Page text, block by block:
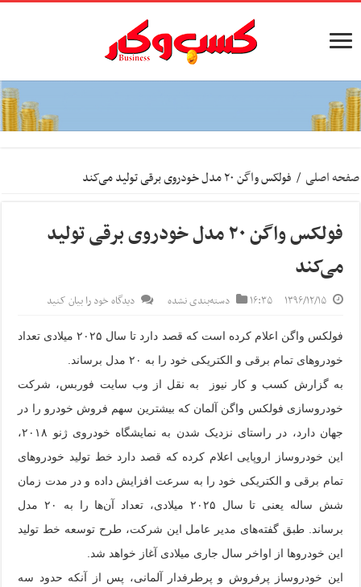
صفحه اصلی / فولکس واگن ۲۰ مدل خودروی برقی تولید می‌کند
فولکس واگن ۲۰ مدل خودروی برقی تولید
می‌کند
۱۳۹۶/۱۲/۱۵ ۱۶:۳۵ دسته‌بندی نشده دیدگاه خود را بیان کنید
فولکس واگن اعلام کرده است که قصد دارد تا سال ۲۰۲۵ میلادی تعداد
خودروهای تمام برقی و الکتریکی خود را به ۲۰ مدل برساند.
به گزارش کسب و کار نیوز به نقل از وب سایت فوربس، شرکت
خودروسازی فولکس واگن آلمان که بیشترین سهم فروش خودرو را در
جهان دارد، در راستای نزدیک شدن به نمایشگاه خودروی ژنو ۲۰۱۸،
این خودروساز اروپایی اعلام کرده که قصد دارد خط تولید خودروهای
تمام برقی و الکتریکی خود را به سرعت افزایش داده و در مدت زمان
شش ساله یعنی تا سال ۲۰۲۵ میلادی، تعداد آن‌ها را به ۲۰ مدل
برساند. طبق گفته‌های مدیر عامل این شرکت، طرح توسعه خط تولید
این خودروها از اواخر سال جاری میلادی آغاز خواهد شد.
این خودروساز پرفروش و پرطرفدار آلمانی، پس از آنکه حدود سه